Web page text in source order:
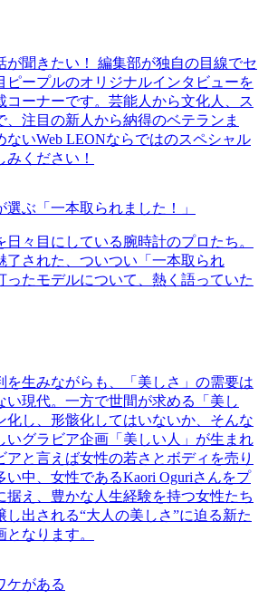
が聞きたい！ 編集部が独自の目線でセ
ピープルのオリジナルインタビューを
コーナーです。芸能人から文化人、ス
、注目の新人から納得のベテランま
ないWeb LEONならではのスペシャル
みください！
選ぶ「一本取られました！」
日々目にしている腕時計のプロたち。
了された、ついつい「一本取られ
ったモデルについて、熱く語っていた
を生みながらも、「美しさ」の需要は
い現代。一方で世間が求める「美し
化し、形骸化してはいないか、そんな
いグラビア企画「美しい人」が生まれ
アと言えば女性の若さとボディを売り
い中、女性であるKaori Oguriさんをプ
据え、豊かな人生経験を持つ女性たち
し出される“大人の美しさ”に迫る新た
なります。
ケがある